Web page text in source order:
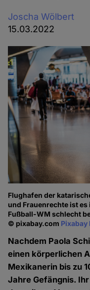
Joscha Wölbert
15.03.2022
Flughafen der
und Frauenrechte ist
Fußball-WM schlecht
© pixabay.com Pixabay
Nachdem Paola
einen körperlichen
Mexikanerin bis zu
Jahre Gefängnis.